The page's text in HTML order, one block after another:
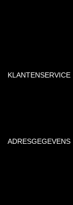
KLANTENSERVICE
ADRESGEGEVENS